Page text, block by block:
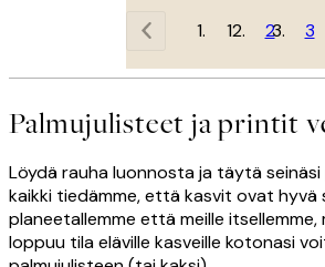
1 2 3
Palmujulisteet ja printit
Löydä rauha luonnosta ja täytä seinäsi
kaikki tiedämme, että kasvit ovat hyvä
planeetallemme että meille
loppuu tila eläville kasveille kotonasi